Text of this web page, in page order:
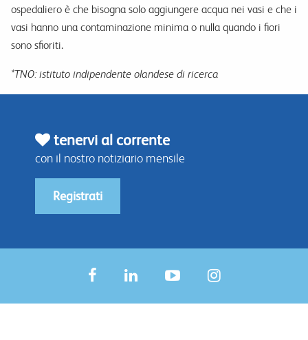
ospedaliero è che bisogna solo aggiungere acqua nei vasi e che i
vasi hanno una contaminazione minima o nulla quando i fiori
sono sfioriti.
*TNO: istituto indipendente olandese di ricerca
tenervi al corrente
con il nostro notiziario mensile
Registrati